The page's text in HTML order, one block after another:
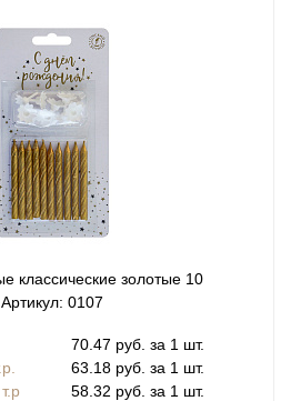
классические золотые 10
Артикул: 0107
70.47 руб. за 1 шт.
63.18 руб. за 1 шт.
58.32 руб. за 1 шт.